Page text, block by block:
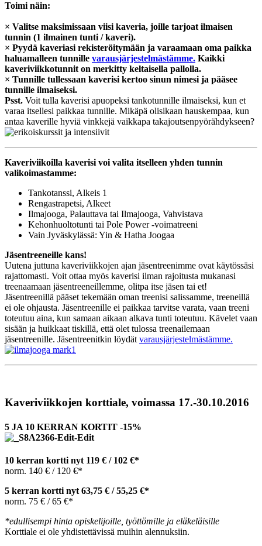
Toimi näin:
× Valitse maksimissaan viisi kaveria, joille tarjoat ilmaisen
tunnin (1 ilmainen tunti / kaveri).
× Pyydä kaveriasi rekisteröitymään ja varaamaan oma paikka
haluamalleen tunnille varausjärjestelmästämme. Kaikki
kaveriviikkotunnit on merkitty keltaisella pallolla.
× Tunnille tullessaan kaverisi kertoo sinun nimesi ja pääsee
tunnille ilmaiseksi.
Psst. Voit tulla kaverisi apuopeksi tankotunnille ilmaiseksi, kun et
varaa itsellesi paikkaa tunnille. Mikäpä olisikaan hauskempaa, kun
antaa kaverille hyviä vinkkejä vaikkapa takajoutsenpyörähdykseen?
Kaveriviikoilla kaverisi voi valita itselleen yhden tunnin
valikoimastamme:
Tankotanssi, Alkeis 1
Rengastrapetsi, Alkeet
Ilmajooga, Palauttava tai Ilmajooga, Vahvistava
Kehonhuoltotunti tai Pole Power -voimatreeni
Vain Jyväskylässä: Yin & Hatha Joogaa
Jäsentreeneille kans!
Uutena juttuna kaveriviikkojen ajan jäsentreenimme ovat käytössäsi
rajattomasti. Voit ottaa myös kaverisi ilman rajoitusta mukanasi
treenaamaan jäsentreeneillemme, olitpa itse jäsen tai et!
Jäsentreenillä pääset tekemään oman treenisi salissamme, treeneillä
ei ole ohjausta. Jäsentreenille ei paikkaa tarvitse varata, vaan treeni
toteutuu aina, kun samaan aikaan alkava tunti toteutuu. Kävelet vaan
sisään ja huikkaat tiskillä, että olet tulossa treenailemaan
jäsentreenille. Jäsentreenitkin löydät varausjärjestelmästämme.
Kaveriviikkojen korttiale, voimassa 17.-30.10.2016
5 JA 10 KERRAN KORTIT -15%
10 kerran kortti nyt 119 € / 102 €*
norm. 140 € / 120 €*
5 kerran kortti nyt 63,75 € / 55,25 €*
norm. 75 € / 65 €*
*edullisempi hinta opiskelijoille, työttömille ja eläkeläisille
Korttiale ei ole yhdistettävissä muihin alennuksiin.